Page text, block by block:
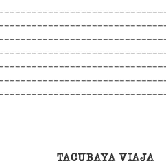
TACUBAYA VIAJA